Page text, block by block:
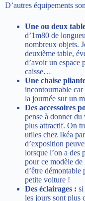
D’autres équipements
Une ou deux
d’1m80 de
nombreux objets.
deuxième table,
d’avoir un espace
caisse…
Une chaise
incontournable car
la journée sur un
Des accessoires
pense à donner
plus attractif. On
utiles chez Ikéa
d’exposition
lorsque l’on a des
pource modèle
d’être démontable
petite voiture !
Des éclairages : si
les jours sont plus